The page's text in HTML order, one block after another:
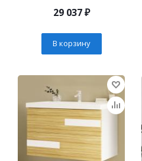
29 037₽
В корзину